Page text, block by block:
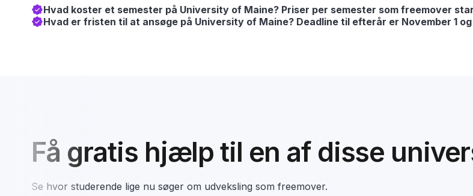
Hvad koster et semester på University of Maine? Priser per semester som freemover
Hvad er fristen til at ansøge på University of Maine? Deadline til efterår er November 1
Få gratis hjælp til en af disse
Se hvor studerende lige nu søger om udveksling som freemover.